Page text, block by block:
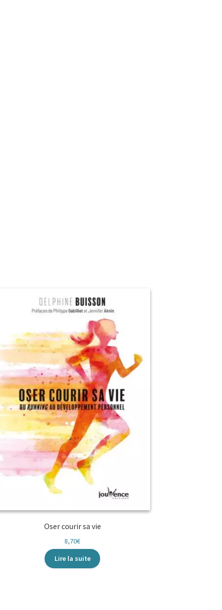
Oser courir sa vie
8,70€
Lire la suite